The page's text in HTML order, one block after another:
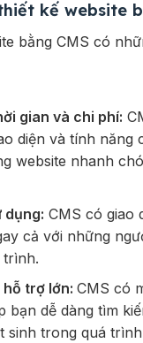
kế website
bằng CMS có
gian và chi phí:
diện và tính năng
website nhanh
dụng: CMS có giao
cả với những
trợ lớn: CMS có
bạn dễ dàng tìm
sinh trong quá